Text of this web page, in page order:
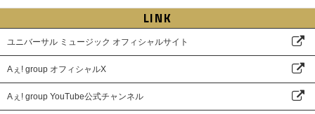
・Aぇ! group LIVE TOUR 2025 D.N.A ビジュアルコメンタリー
・MCダイジェスト
LINK
ユニバーサル ミュージック オフィシャルサイト
Aぇ! group オフィシャルX
Aぇ! group YouTube公式チャンネル